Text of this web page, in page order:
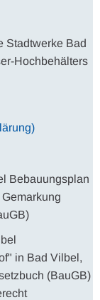
Stadtwerke Bad
Hochbehälters
Bebauungsplan
in Bad Vilbel,
(BauGB)